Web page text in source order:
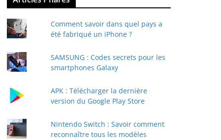
Comment savoir dans quel pays a
été fabriqué un iPhone ?
SAMSUNG : Codes secrets pour les
smartphones Galaxy
APK : Télécharger la dernière
version du Google Play Store
Nintendo Switch : Savoir comment
reconnaître tous les modèles